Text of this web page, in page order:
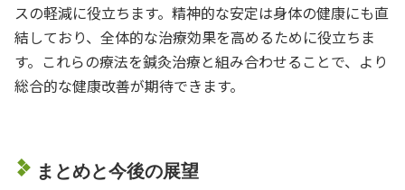
スの軽減に役立ちます。精神的な安定は身体の健康にも直
結しており、全体的な治療効果を高めるために役立ちま
す。これらの療法を鍼灸治療と組み合わせることで、より
総合的な健康改善が期待できます。
まとめと今後の展望